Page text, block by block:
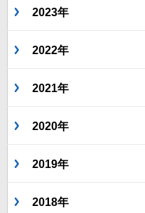
2023年
2022年
2021年
2020年
2019年
2018年